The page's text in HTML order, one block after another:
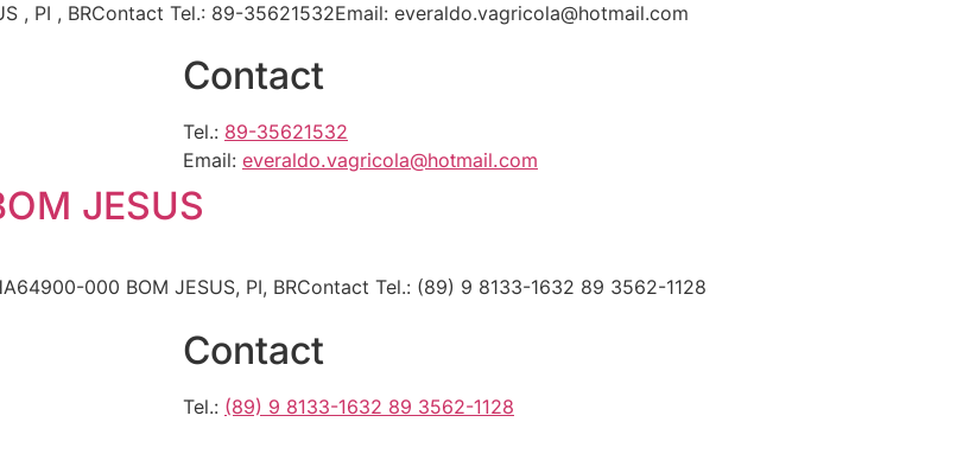
, PI , BRContact Tel.: 89-35621532Email: everaldo.vagricola@hotmail.com
Contact
Tel.: 89-35621532
Email: everaldo.vagricola@hotmail.com
JESUS
000 BOM JESUS, PI, BRContact Tel.: (89) 9 8133-1632 89 3562-1128
Contact
Tel.: (89) 9 8133-1632 89 3562-1128